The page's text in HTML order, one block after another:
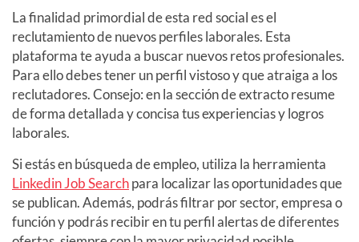
La finalidad primordial de esta red social es el
reclutamiento de nuevos perfiles laborales. Esta
plataforma te ayuda a buscar nuevos retos profesionales.
Para ello debes tener un perfil vistoso y que atraiga a los
reclutadores. Consejo: en la sección de extracto resume
de forma detallada y concisa tus experiencias y logros
laborales.
Si estás en búsqueda de empleo, utiliza la herramienta
Linkedin Job Searchpara localizar las oportunidades que
se publican. Además, podrás filtrar por sector, empresa o
función y podrás recibir en tu perfil alertas de diferentes